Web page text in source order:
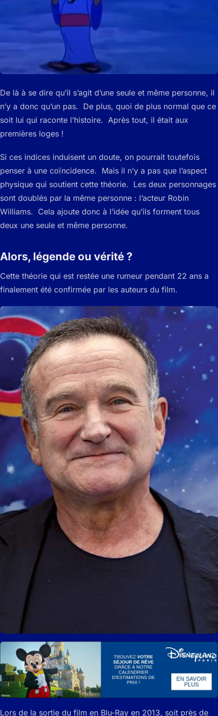
De là à se dire qu’il s’agit d’une seule et même personne, il
n’y a donc qu’un pas. De plus, quoi de plus normal que ce
soit lui qui raconte l’histoire. Après tout, il était aux
premières loges !
Si ces indices induisent un doute, on pourrait toutefois
penser à une coïncidence. Mais il n’y a pas que l’aspect
physique qui soutient cette théorie. Les deux personnages
sont doublés par la même personne : l’acteur Robin
Williams. Cela ajoute donc à l’idée qu’ils forment tous
deux une seule et même personne.
Alors, légende ou vérité ?
Cette théorie qui est restée une rumeur pendant 22 ans a
finalement été confirmée par les auteurs du film.
Lors de la sortie du film en Blu-Ray en 2013, soit près de